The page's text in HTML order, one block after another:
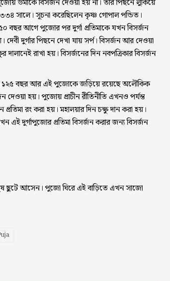
উমাকে বিসর্জন দেওয়া হয় না। তার পিছনে লুকিয়ে
সালে। সূচনা করেছিলেন কৃষ্ণ গোপাল পন্ডিত।
বছর আগে পুজোর পর দুর্গা প্রতিমাকে যখন বিসর্জন
দুর্গার পিছনে দেখা যায় সর্প। বিসর্জন আর দেওয়া
দালানেই রাখা হয়। বিসর্জনের দিন নবপত্রিকার বিসর্জন
১২৫ বছর আর এই পুজোকে জড়িয়ে রয়েছে অলৌকিক
দেওয়া হয়। পুজোয় প্রাচীন রীতিনীতি এখনও পর্যন্ত
রং করা হয়। মহালয়ার দিন চক্ষু দান করা হয়।
এই দুর্গাপুজোর প্রতিমা বিসর্জন করার জন্য বিসর্জন
ছুটে আসেন। পুজো ঘিরে এই বাড়িতে এখন সাজো